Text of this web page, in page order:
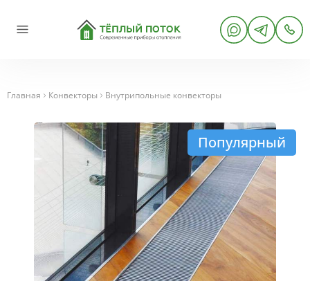
Главная Конвекторы Внутрипольные конвекторы
Популярный